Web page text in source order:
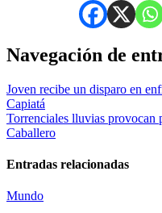
Navegación de
Joven recibe un disparo en
Capiatá
Torrenciales lluvias provocan
Caballero
Entradas relacionadas
Mundo